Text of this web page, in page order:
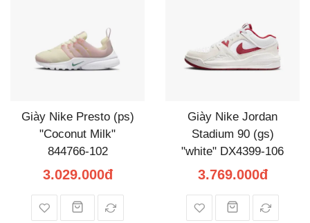
Giày Nike Presto (ps)
"Coconut Milk"
844766-102
3.029.000đ
Giày Nike Jordan
Stadium 90 (gs)
"white" DX4399-106
3.769.000đ